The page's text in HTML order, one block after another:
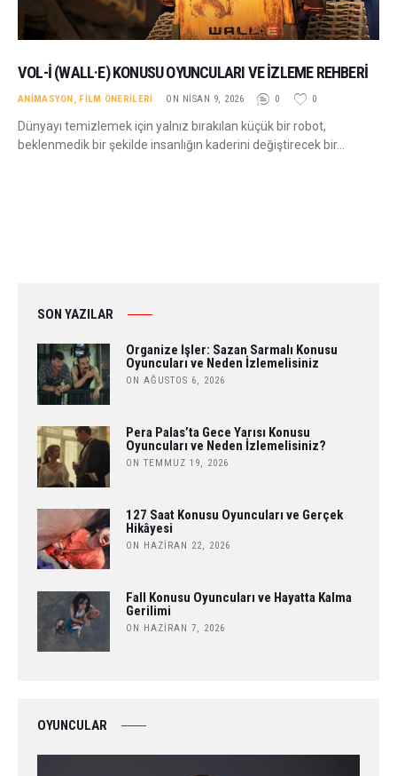
VOL-İ (WALL·E) KONUSU OYUNCULARI VE İZLEME REHBERI
ANIMASYON, FILM ÖNERILERI ON NISAN 9, 2026 0 0
Dünyayı temizlemek için yalnız bırakılan küçük bir robot,
beklenmedik bir şekilde insanlığın kaderini değiştirecek bir…
SON YAZILAR
Organize İşler: Sazan Sarmalı Konusu
Oyuncuları ve Neden İzlemelisiniz
ON AĞUSTOS 6, 2026
Pera Palas’ta Gece Yarısı Konusu
Oyuncuları ve Neden İzlemelisiniz?
ON TEMMUZ 19, 2026
127 Saat Konusu Oyuncuları ve Gerçek
Hikâyesi
ON HAZIRAN 22, 2026
Fall Konusu Oyuncuları ve Hayatta Kalma
Gerilimi
ON HAZIRAN 7, 2026
OYUNCULAR